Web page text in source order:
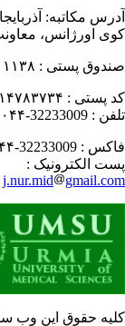
مکاتبه:
اورژانس، معاونت
پستی : ۱۱۳۸
پستی :
: 32233009-۰۴۴
: 32233009-۰۴۴
الکترونیک :
,j.nur.mid
حقوق این وب